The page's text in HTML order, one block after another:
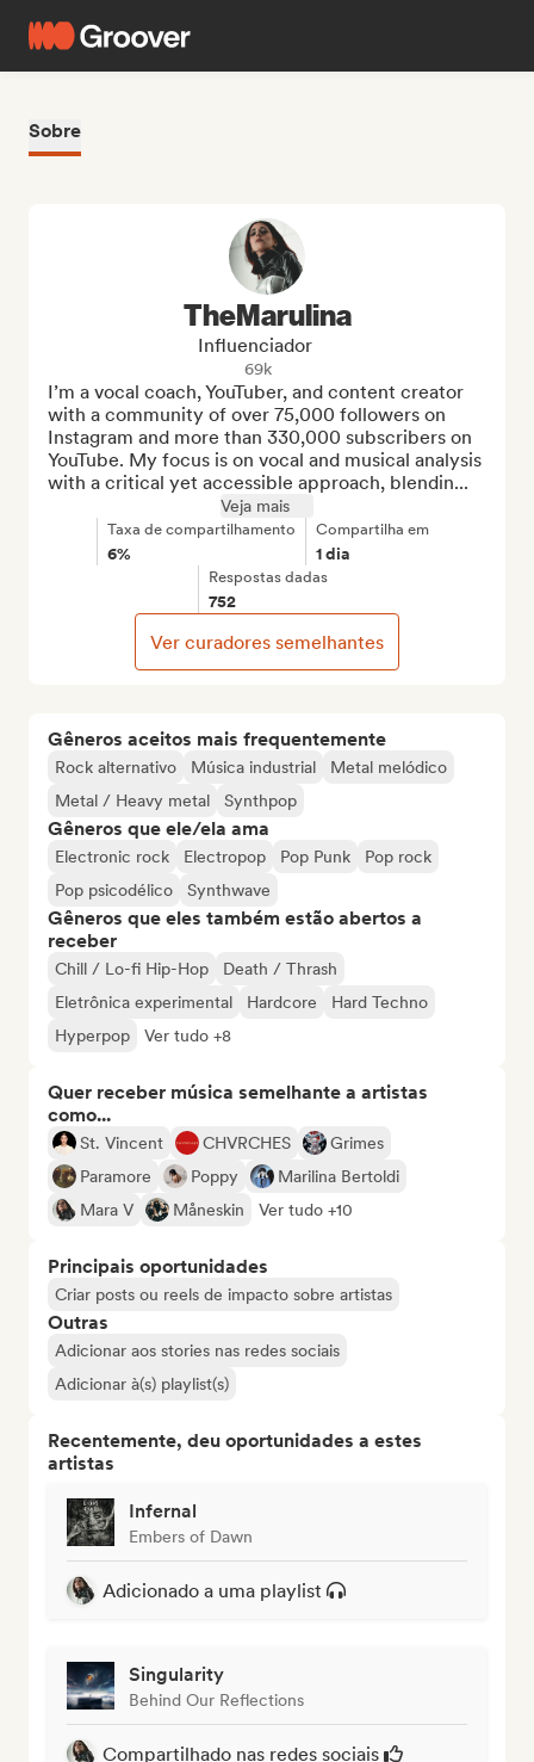
Sobre
Gêneros aceitos mais frequentemente
Rock alternativo Música industrial
Metal melódico
Metal / Heavy metal
Synthpop
Gêneros que ele/ela ama
Electronic rock Electropop Pop Punk
Pop rock
Pop psicodélico
Synthwave
Gêneros que eles também estão abertos a
receber
Chill / Lo-fi Hip-Hop
Death / Thrash
Eletrônica experimental
Hardcore
Hard Techno
Hyperpop
Ver tudo +8
Quer receber música semelhante a artistas
como...
St. Vincent CHVRCHES
Grimes
Paramore
Poppy
Marilina Bertoldi
Mara V
Måneskin Ver tudo +10
Principais oportunidades
Criar posts ou reels de impacto sobre artistas
Outras
Adicionar aos stories nas redes sociais
Adicionar à(s) playlist(s)
Recentemente, deu oportunidades a estes
artistas
Infernal
Embers of Dawn
Adicionado a uma playlist
Singularity
Behind Our Reflections
Compartilhado nas redes sociais
TheMarulina
Influenciador
69k
I’m a vocal coach, YouTuber, and content creator
with a community of over 75,000 followers on
Instagram and more than 330,000 subscribers on
YouTube. My focus is on vocal and musical analysis
with a critical yet accessible approach, blendin...
Veja mais
Taxa de compartilhamento
6%
Compartilha em
1 dia
Respostas dadas
752
Ver curadores semelhantes